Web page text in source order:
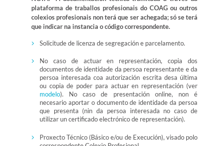
plataforma de traballos profesionais do COAG ou outros
colexios profesionais non terá que ser achegada; só se terá
que indicar na instancia o código correspondente.
Solicitude de licenza de segregación e parcelamento.
No caso de actuar en representación, copia dos
documentos de identidade da persoa representante e da
persoa interesada coa autorización escrita desa última
ou copia de poder para actuar en representación (ver
modelo). No caso de presentación online, non é
necesario aportar o documento de identidade da persoa
que presenta (nin da persoa interesada no caso de
utilizar un certificado electrónico de representación).
Proxecto Técnico (Básico e/ou de Execución), visado polo